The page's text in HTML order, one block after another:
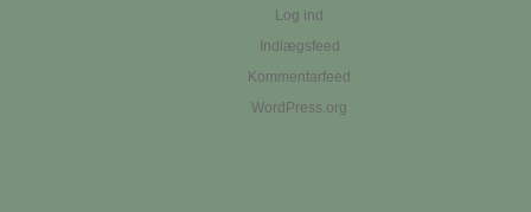
Log ind
Indlægsfeed
Kommentarfeed
WordPress.org